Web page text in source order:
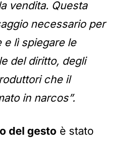
vendita. Questa
necessario per
e lì spiegare le
del diritto, degli
che il
in narcos”.
del gesto è stato